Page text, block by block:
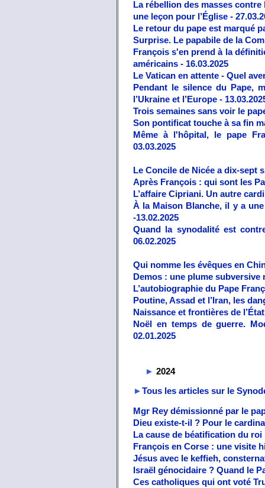
La rébellion des masses contre
une leçon pour l’Église -
Le retour du pape est marqué
Surprise. Le papabile de la
François s'en prend à la
américains - 16.03.2025
Le Vatican en attente - Quel
Pendant le silence du Pape,
l’Ukraine et l’Europe -
Trois semaines sans voir le
Son pontificat touche à sa fin
Même à l'hôpital, le pape
03.03.2025
Le Concile de Nicée a dix-sept
Après François : qui sont les
L’affaire Cipriani. Un autre
À la Maison Blanche, il y a
-13.02.2025
Quand la synodalité est
06.02.2025
Qui nomme les évêques en
Demos : une plume subversive
L’autobiographie du Pape
Poutine, Assad et l’Iran, les
Naissance et frontières de
Noël en temps de guerre.
02.01.2025
► 2024
►Tous les articles sur le
Mgr Rey démissionné par le
Dieu existe-t-il ? Pour le
La cause de béatification du
François en Corse : une visite
Jésus avec le keffieh,
Israël génocidaire ? Quand le
Ces catholiques qui ont voté